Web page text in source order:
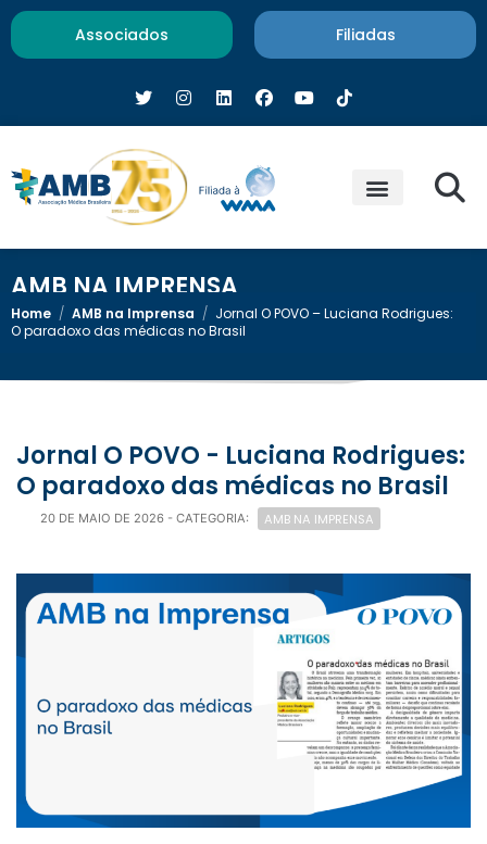
Associados Filiadas
AMB NA IMPRENSA
Home / AMB na Imprensa / Jornal O POVO – Luciana Rodrigues:
O paradoxo das médicas no Brasil
Jornal O POVO - Luciana Rodrigues:
O paradoxo das médicas no Brasil
20 DE MAIO DE 2026 - CATEGORIA: AMB NA IMPRENSA